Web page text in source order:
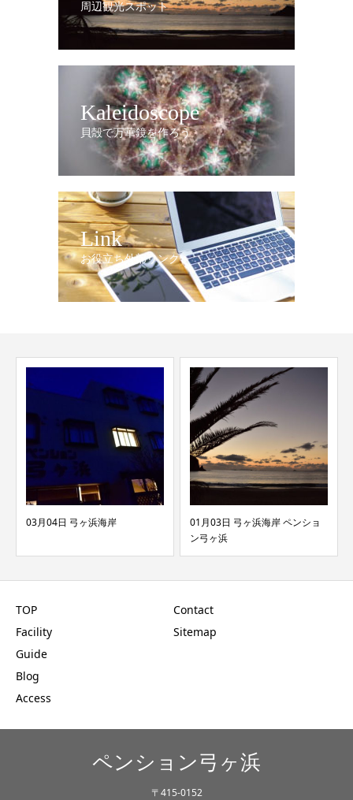
周辺観光スポット
Kaleidoscope
貝殻で万華鏡を作ろう
Link
お役立ち外部リンク
04日 弓ヶ浜海岸
01月03日 弓ヶ浜海岸 ペンショ
ン弓ヶ浜
05月13
TOP
Facility
Guide
Blog
Access
Contact
Sitemap
ペンション弓ヶ浜
〒415-0152